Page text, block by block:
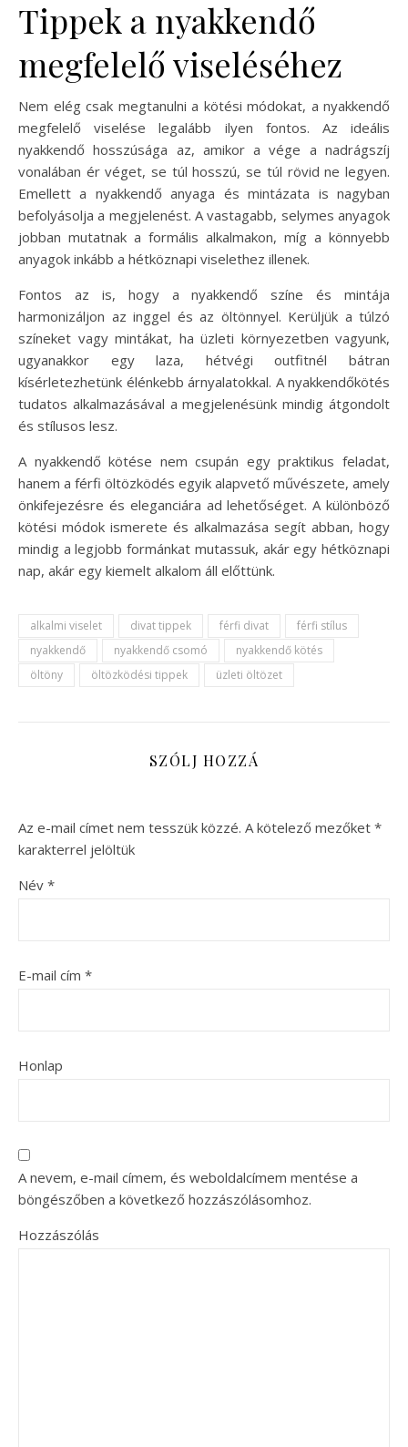
Tippek a nyakkendő
megfelelő viseléséhez
Nem elég csak megtanulni a kötési módokat, a nyakkendő
megfelelő viselése legalább ilyen fontos. Az ideális
nyakkendő hosszúsága az, amikor a vége a nadrágszíj
vonalában ér véget, se túl hosszú, se túl rövid ne legyen.
Emellett a nyakkendő anyaga és mintázata is nagyban
befolyásolja a megjelenést. A vastagabb, selymes anyagok
jobban mutatnak a formális alkalmakon, míg a könnyebb
anyagok inkább a hétköznapi viselethez illenek.
Fontos az is, hogy a nyakkendő színe és mintája
harmonizáljon az inggel és az öltönnyel. Kerüljük a túlzó
színeket vagy mintákat, ha üzleti környezetben vagyunk,
ugyanakkor egy laza, hétvégi outfitnél bátran
kísérletezhetünk élénkebb árnyalatokkal. A nyakkendőkötés
tudatos alkalmazásával a megjelenésünk mindig átgondolt
és stílusos lesz.
A nyakkendő kötése nem csupán egy praktikus feladat,
hanem a férfi öltözködés egyik alapvető művészete, amely
önkifejezésre és eleganciára ad lehetőséget. A különböző
kötési módok ismerete és alkalmazása segít abban, hogy
mindig a legjobb formánkat mutassuk, akár egy hétköznapi
nap, akár egy kiemelt alkalom áll előttünk.
alkalmi viselet divat tippek férfi divat
férfi stílus
nyakkendő
nyakkendő csomó
nyakkendő kötés
öltöny
öltözködési tippek üzleti öltözet
SZÓLJ HOZZÁ
Az e-mail címet nem tesszük közzé. A kötelező mezőket *
karakterrel jelöltük
Név *
E-mail cím *
Honlap
A nevem, e-mail címem, és weboldalcímem mentése a
böngészőben a következő hozzászólásomhoz.
Hozzászólás